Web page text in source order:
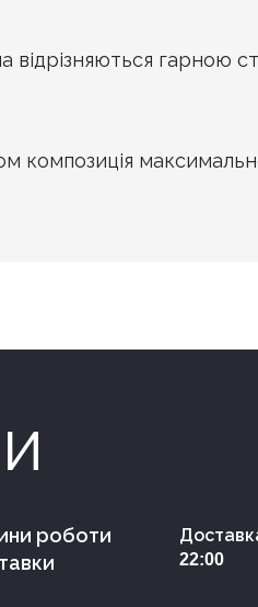
гарною
композиція
роботи
22:00